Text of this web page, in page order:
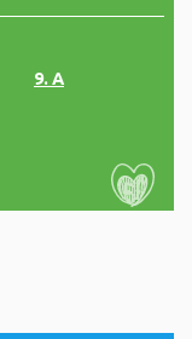
9. A